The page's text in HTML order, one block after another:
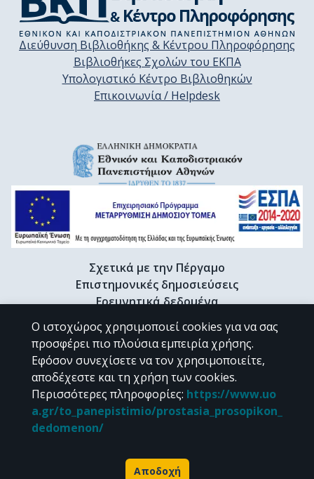
Διεύθυνση Βιβλιοθήκης & Κέντρου Πληροφόρησης
Βιβλιοθήκες Σχολών του ΕΚΠΑ
Υπολογιστικό Κέντρο Βιβλιοθηκών
Επικοινωνία / Helpdesk
Σχετικά με την Πέργαμο
Επιστημονικές δημοσιεύσεις
Ερευνητικά δεδομένα
Διδακτορικές διατριβές & Γκρίζα βιβλιογραφία
Προφίλ Ερευνητή
CC BY-NC 4.0
Εκτός αν αναφέρεται διαφορετικά, το υλικό της "Περγάμου" διατίθεται
Powered by
Ο ιστοχώρος χρησιμοποιεί cookies για να σας
προσφέρει πιο πλούσια εμπειρία χρήσης.
Εφόσον συνεχίσετε να τον χρησιμοποιείτε,
αποδέχεστε και τη χρήση των cookies.
Περισσότερες πληροφορίες: https://www.uo
a.gr/to_panepistimio/prostasia_prosopikon_
dedomenon/
Αποδοχή